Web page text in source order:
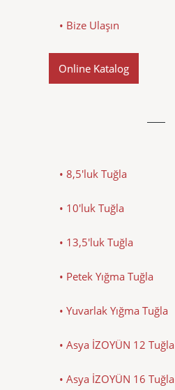
• Bize Ulaşın
Online Katalog
• 8,5'luk Tuğla
• 10'luk Tuğla
• 13,5'luk Tuğla
• Petek Yığma Tuğla
• Yuvarlak Yığma Tuğla
• Asya İZOYÜN 12 Tuğla
• Asya İZOYÜN 16 Tuğla